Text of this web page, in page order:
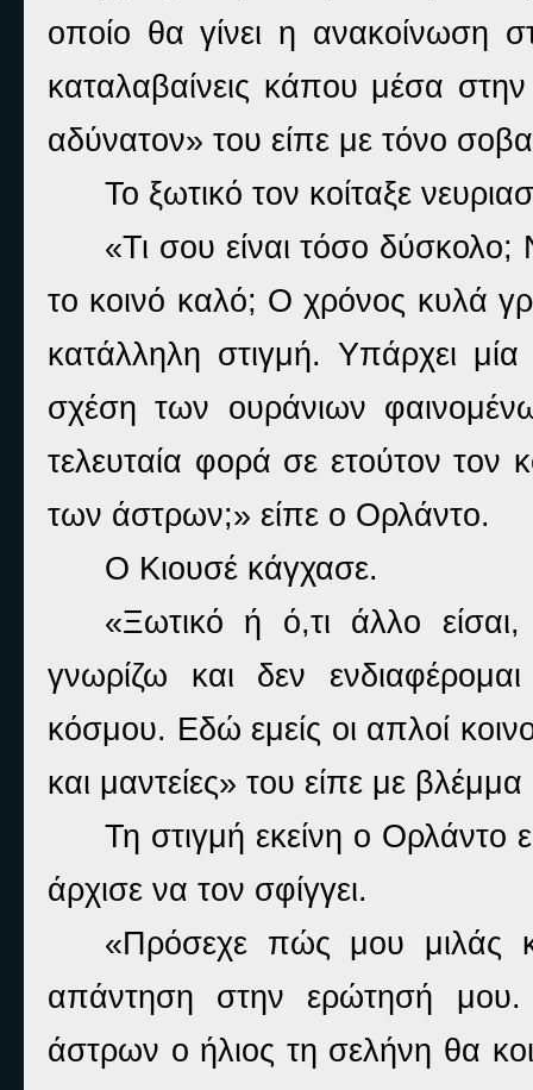
οποίο θα γίνει η ανακοίνωση
καταλαβαίνεις κάπου μέσα
αδύνατον» του είπε με τόνο
Το ξωτικό τον κοίταξε
«Τι σου είναι τόσο
το κοινό καλό; Ο χρόνος κυλά
κατάλληλη στιγμή. Υπάρχει
σχέση των ουράνιων
τελευταία φορά σε ετούτον
των άστρων;» είπε ο Ορλάντο.
Ο Κιουσέ κάγχασε.
«Ξωτικό ή ό,τι άλλο
γνωρίζω και δεν
κόσμου. Εδώ εμείς οι απλοί
και μαντείες» του είπε με
Τη στιγμή εκείνη ο Ορλάντο
άρχισε να τον σφίγγει.
«Πρόσεχε πώς μου μιλάς
απάντηση στην ερώτησή
άστρων ο ήλιος τη σελήνη θα